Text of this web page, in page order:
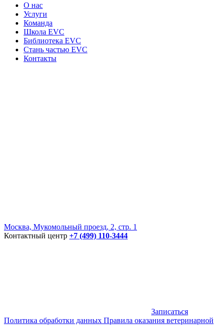
О нас
Услуги
Команда
Школа EVC
Библиотека EVC
Стань частью EVC
Контакты
Москва, Мукомольный проезд, 2, стр. 1
Контактный центр +7 (499) 110-3444
Записаться
Политика обработки данных Правила оказания ветеринарной